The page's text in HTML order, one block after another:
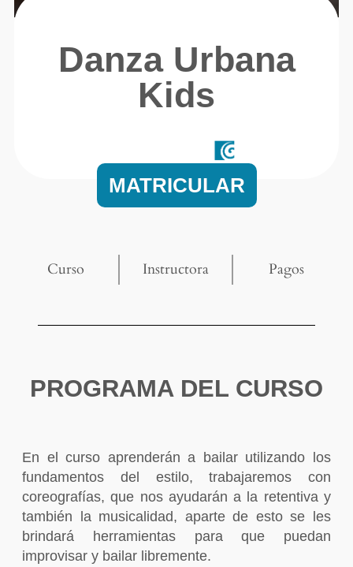
Danza Urbana
Kids
MATRICULAR
Curso Instructora Pagos
PROGRAMA DEL CURSO
En el curso aprenderán a bailar utilizando los
fundamentos del estilo, trabajaremos con
coreografías, que nos ayudarán a la retentiva y
también la musicalidad, aparte de esto se les
brindará herramientas para que puedan
improvisar y bailar libremente.